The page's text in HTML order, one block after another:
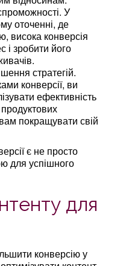
У
оточенні, де
висока конверсія
і зробити його
стратегій.
конверсії, ви
ефективність
покращувати свій
є не просто
для успішного
для
конверсію у